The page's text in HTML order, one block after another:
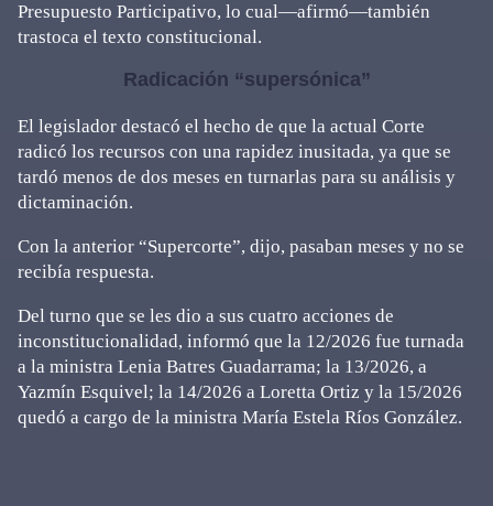
Presupuesto Participativo, lo cual—afirmó—también
trastoca el texto constitucional.
Radicación “supersónica”
El legislador destacó el hecho de que la actual Corte
radicó los recursos con una rapidez inusitada, ya que se
tardó menos de dos meses en turnarlas para su análisis y
dictaminación.
Con la anterior “Supercorte”, dijo, pasaban meses y no se
recibía respuesta.
Del turno que se les dio a sus cuatro acciones de
inconstitucionalidad, informó que la 12/2026 fue turnada
a la ministra Lenia Batres Guadarrama; la 13/2026, a
Yazmín Esquivel; la 14/2026 a Loretta Ortiz y la 15/2026
quedó a cargo de la ministra María Estela Ríos González.